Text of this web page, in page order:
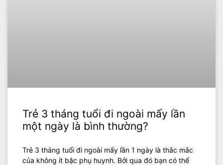
Trẻ 3 tháng tuổi đi ngoài mấy lần
một ngày là bình thường?
Trẻ 3 tháng tuổi đi ngoài mấy lần 1 ngày là thắc mắc
của không ít bậc phụ huynh. Bởi qua đó bạn có thể